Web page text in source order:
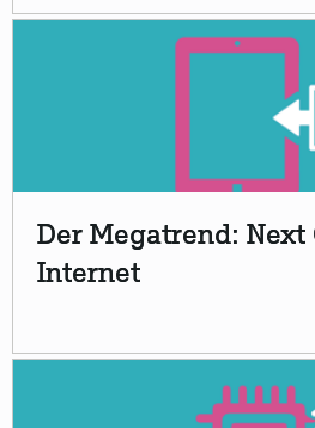
Der Megatrend: Next
Internet